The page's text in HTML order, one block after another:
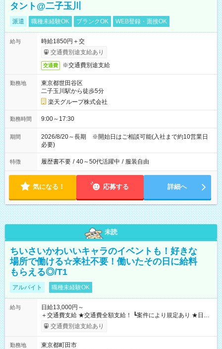
タント@二子玉川
派遣 職種未経験OK ブランクOK WEB登録・面接OK
給与
時給1850円＋交
交通費別途支給あり
交通費 ※交通費別途支給
勤務地
東京都世田谷区
二子玉川駅から徒歩5分
楽天グループ株式会社
勤務時間 9:00～17:30
期間
2026/8/20～長期 ※開始日はご相談可能(入社まで約10営業日
必要)
特徴 履歴書不要 / 40～50代活躍中 / 服装自由
気になる！ 応募する 詳細へ
未読
ちいさいかわいいキャラのイベントも！好きな
場所で働ける☆来社不要！働いたその日に給料
もらえる◎/T1
アルバイト 職種未経験OK
給与
日給13,000円～
＋交通費支給 ★交通費全額支給！ ┗案件により規定あり ★日払
いOK！（規定あり） ┗働いたその日に現金GET♪ お仕事後はコ
ンビニATMから 日払い分を引き落とせます！ 【試用期間】試
交通費別途支給あり
勤務地
東京都町田市